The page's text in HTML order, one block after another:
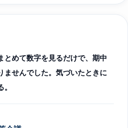
とめて数字を見るだけで、期中
ませんでした。気づいたときに